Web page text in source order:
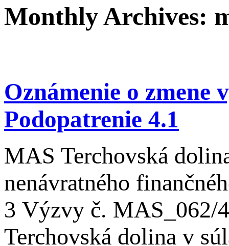
Monthly Archives:
Oznámenie o zmene
Podopatrenie 4.1
MAS Terchovská
nenávratného
3 Výzvy č. MAS_062/
Terchovská dolina v